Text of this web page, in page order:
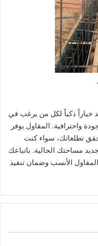
خياراً ذكياً لكل من يرغب في
واحترافية. المقاول يوفر
تطلعاتك، سواء كنت
مساحتك الحالية. باتباعك
المقاول الأنسب وضمان تنفيذ